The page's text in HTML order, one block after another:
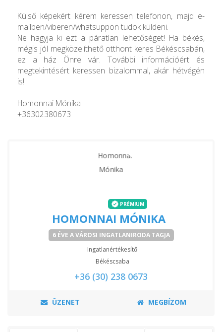
Külső képekért kérem keressen telefonon, majd e-
mailben/viberen/whatsuppon tudok küldeni.
Ne hagyja ki ezt a páratlan lehetőséget! Ha békés,
mégis jól megközelíthető otthont keres Békéscsabán,
ez a ház Önre vár. További információért és
megtekintésért keressen bizalommal, akár hétvégén
is!
Homonnai Mónika
+36302380673
PRÉMIUM
HOMONNAI MÓNIKA
6 ÉVE A VÁROSI INGATLANIRODA TAGJA
Ingatlanértékesítő
Békéscsaba
+36 (30) 238 0673
ÜZENET MEGBÍZOM